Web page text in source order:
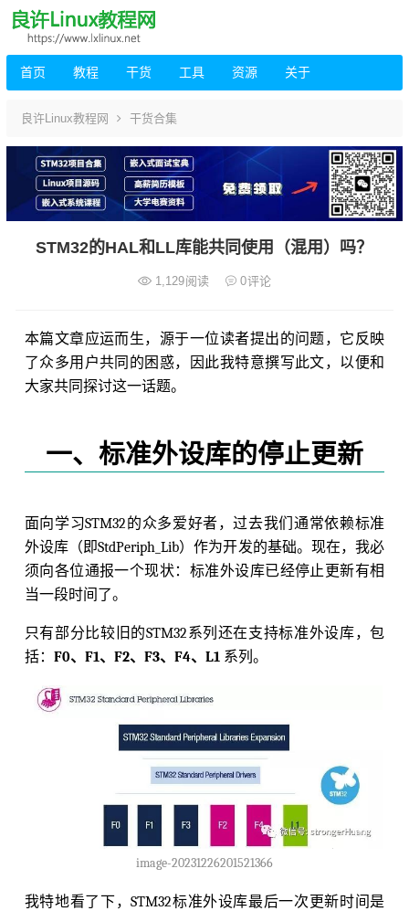
首页 教程 干货 工具 资源 关于
良许Linux教程网 干货合集
STM32的HAL和LL库能共同使用（混用）吗？
1,129阅读 0评论
本篇文章应运而生，源于一位读者提出的问题，它反映
了众多用户共同的困惑，因此我特意撰写此文，以便和
大家共同探讨这一话题。
一、标准外设库的停止更新
面向学习STM32的众多爱好者，过去我们通常依赖标准
外设库（即StdPeriph_Lib）作为开发的基础。现在，我必
须向各位通报一个现状：标准外设库已经停止更新有相
当一段时间了。
只有部分比较旧的STM32系列还在支持标准外设库，包
括： F0、F1、F2、F3、F4、L1系列。
image-20231226201521366
我特地看了下，STM32标准外设库最后一次更新时间是